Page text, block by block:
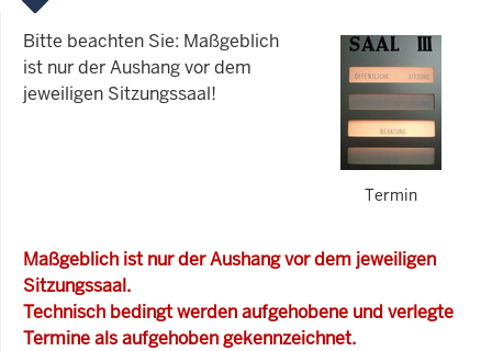
Termin
Bitte beachten Sie: Maßgeblich
ist nur der Aushang vor dem
jeweiligen Sitzungssaal!
Maßgeblich ist nur der Aushang vor dem jeweiligen
Sitzungssaal.
Technisch bedingt werden aufgehobene und verlegte
Termine als aufgehoben gekennzeichnet.